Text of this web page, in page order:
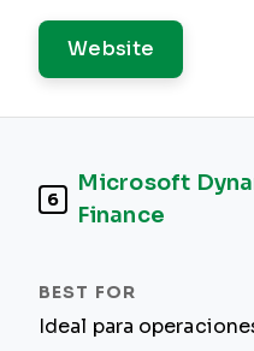
Website
6
Microsoft
Finance
Ideal para